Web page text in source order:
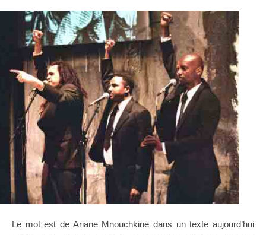
Le mot est de Ariane Mnouchkine dans un texte aujourd’hui